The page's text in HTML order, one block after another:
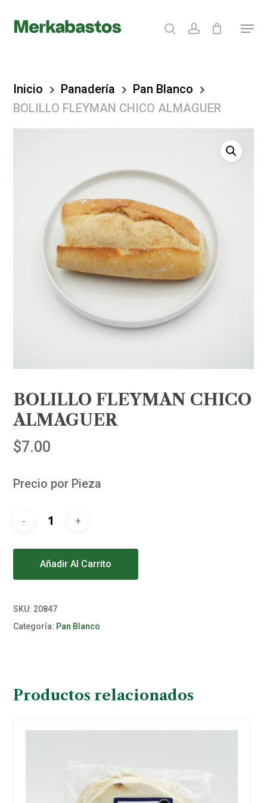
searchaccount Menu
Inicio Panadería
Pan Blanco
BOLILLO FLEYMAN CHICO ALMAGUER
BOLILLO FLEYMAN CHICO
ALMAGUER
$7.00
Precio por Pieza
Añadir Al Carrito
SKU: 20847
Categoría: Pan Blanco
Productos relacionados
Close